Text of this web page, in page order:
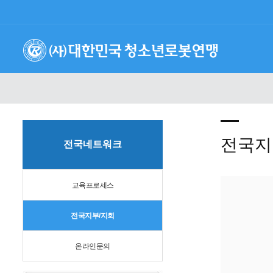
전국네트워크
교육프로세스
전국지부/지회
온라인문의
전국